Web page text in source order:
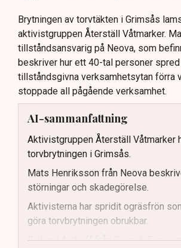
Brytningen av torvtäkten i Grimsås
aktivistgruppen Återställ Våtmarker.
tillståndsansvarig på Neova, som
beskriver hur ett 40-tal personer
tillståndsgivna verksamhetsytan förra
stoppade all pågående verksamhet.
AI-sammanfattning
Aktivistgruppen Återställ Våtmarker
torvbrytningen i Grimsås.
Mats Henriksson från Neova
störningar och skadegörelse.
Aktivisterna har spridit ogräsfrön
göra torvbrytningen obrukbar.
Rickard Axdorff från Svensk Torv